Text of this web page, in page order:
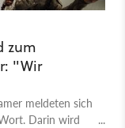
zum
"Wir
meldeten sich
Darin wird